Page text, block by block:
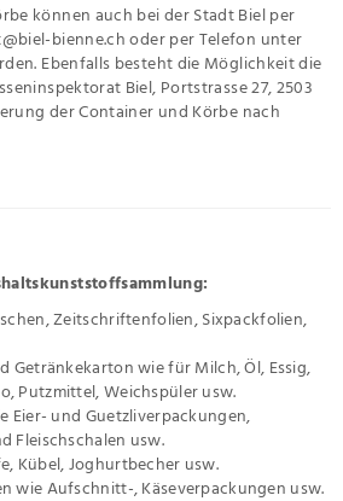
können auch bei der Stadt Biel per
bienne.choder per Telefon unter
Ebenfalls besteht die Möglichkeit die
Biel, Portstrasse 27, 2503
der Container und Körbe nach
Zeitschriftenfolien, Sixpackfolien,
Getränkekarton wie für Milch, Öl, Essig,
Putzmittel, Weichspüler usw.
Eier- und Guetzliverpackungen,
Fleischschalen usw.
Kübel, Joghurtbecher usw.
wie Aufschnitt-, Käseverpackungen usw.